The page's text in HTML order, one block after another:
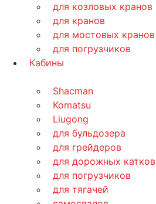
для козловых кранов
для кранов
для мостовых кранов
для погрузчиков
Кабины
Shacman
Komatsu
Liugong
для бульдозера
для грейдеров
для дорожных катков
для погрузчиков
для тягачей